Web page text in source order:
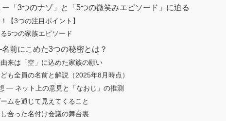
「3つのナゾ」と「5つの微笑みエピソード」に迫る
【3つの注目ポイント】
5つの家族エピソード
前にこめた3つの秘密とは？
は「空」に込めた家族の願い
も全員の名前と解説（2025年8月時点）
― ネット上の意見と「なおじ」の推測
ームを通じて見えてくること
合った名付け会議の舞台裏